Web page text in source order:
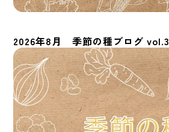
2026年8月 季節の種ブログ vol.3